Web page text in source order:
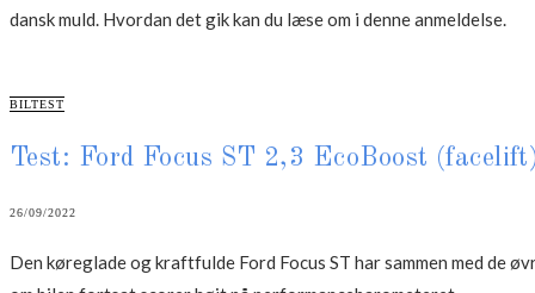
dansk muld. Hvordan det gik kan du læse om i denne anmeldelse.
CATEGORIES
BILTEST
Test: Ford Focus ST 2,3 EcoBoost (facelift)
26/09/2022
Den køreglade og kraftfulde Ford Focus ST har sammen med de